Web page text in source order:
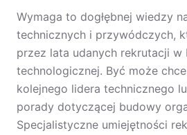
Wymaga to dogłębnej wiedzy
technicznych i przywódczych,
przez lata udanych rekrutacji w
technologicznej. Być może
kolejnego lidera technicznego
porady dotyczącej budowy
Specjalistyczne umiejętności